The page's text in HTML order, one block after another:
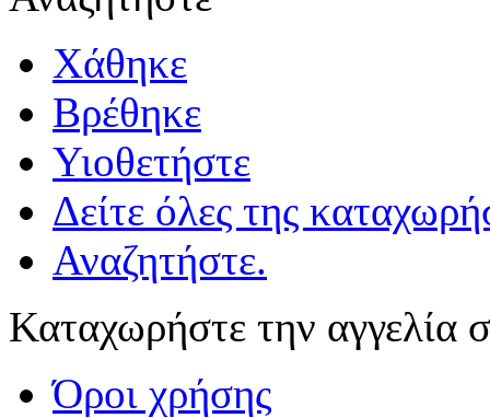
Χάθηκε
Βρέθηκε
Υιοθετήστε
Δείτε όλες της
Αναζητήστε.
Καταχωρήστε την αγγελία
Όροι χρήσης